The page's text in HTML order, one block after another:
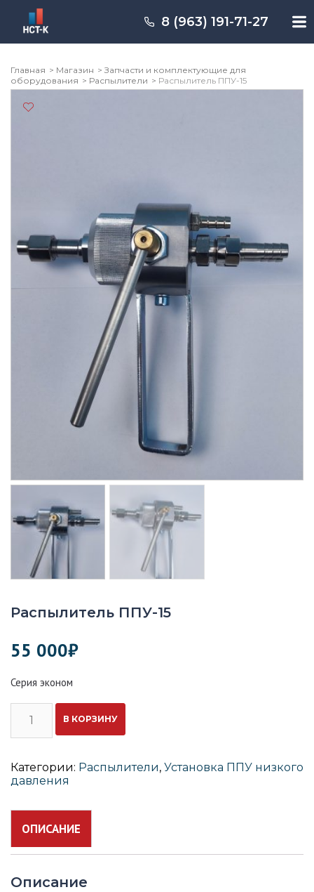
Перейти
содержимому
8 (963) 191-71-27
Главная Магазин
Запчасти и комплектующие для
оборудования
Распылители Распылитель ППУ-15
Распылитель ППУ-15
55 000₽
Серия эконом
Количество
Распылитель
ППУ-15
В КОРЗИНУ
Категории: Распылители, Установка ППУ низкого
давления
ОПИСАНИЕ
Описание